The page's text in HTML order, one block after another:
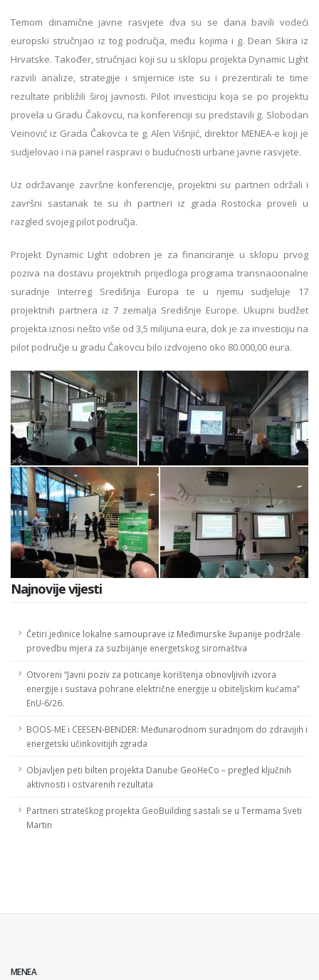
Temom dinamične javne rasvjete dva su se dana bavili vodeći
europski stručnjaci iz tog područja, među kojima i g. Dean Skira iz
Hrvatske. Također, stručnjaci koji su u sklopu projekta Dynamic Light
razvili analize, strategije i smjernice iste su i prezentirali te time
rezultate približili široj javnosti. Pilot investiciju koja se po projektu
provela u Gradu Čakovcu, na konferenciji su predstavili g. Slobodan
Veinović iz Grada Čakovca te g. Alen Višnjić, direktor MENEA-e koji je
sudjelovao i na panel raspravi o budućnosti urbane javne rasvjete.
Uz održavanje završne konferencije, projektni su partneri održali i
završni sastanak te su ih partneri iz grada Rostocka proveli u
razgled svojeg pilot područja.
Projekt Dynamic Light odobren je za financiranje u sklopu prvog
poziva na dostavu projektnih prijedloga programa transnacionalne
suradnje Interreg Središnja Europa te u njemu sudjeluje 17
projektnih partnera iz 7 zemalja Središnje Europe. Ukupni budžet
projekta iznosi nešto više od 3,5 milijuna eura, dok je za investiciju na
pilot područje u gradu Čakovcu bilo izdvojeno oko 80.000,00 eura.
Najnovije vijesti
Četiri jedinice lokalne samouprave iz Međimurske županije podržale
provedbu mjera za suzbijanje energetskog siromaštva
Otvoreni “Javni poziv za poticanje korištenja obnovljivih izvora
energije i sustava pohrane električne energije u obiteljskim kućama”
EnU-6/26.
BOOS-ME i CEESEN-BENDER: Međunarodnom suradnjom do zdravijih i
energetski učinkovitijih zgrada
Objavljen peti bilten projekta Danube GeoHeCo – pregled ključnih
aktivnosti i ostvarenih rezultata
Partneri strateškog projekta GeoBuilding sastali se u Termama Sveti
Martin
MENEA